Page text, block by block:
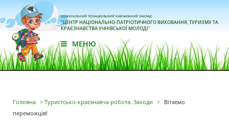
КОМУНАЛЬНИЙ ПОЗАШКІЛЬНИЙ НАВЧАЛЬНИЙ ЗАКЛАД
"ЦЕНТР НАЦІОНАЛЬНО-ПАТРІОТИЧНОГО ВИХОВАННЯ, ТУРИЗМУ ТА
КРАЄЗНАВСТВА УЧНІВСЬКОЇ МОЛОДІ"
МЕНЮ
Головна > Туристсько-краєзнавча робота. Заходи > Вітаємо
переможців!